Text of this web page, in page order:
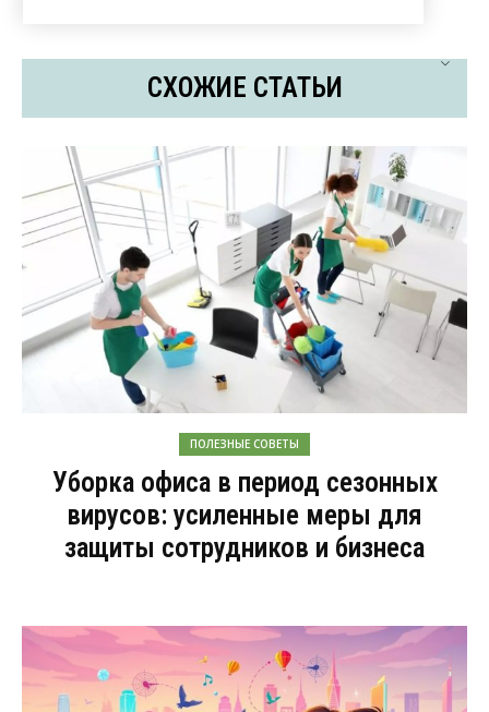
СХОЖИЕ СТАТЬИ
ПОЛЕЗНЫЕ СОВЕТЫ
Уборка офиса в период сезонных
вирусов: усиленные меры для
защиты сотрудников и бизнеса